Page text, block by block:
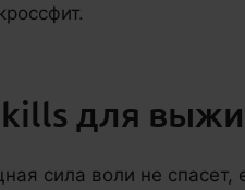
для
сила воли не спасет,